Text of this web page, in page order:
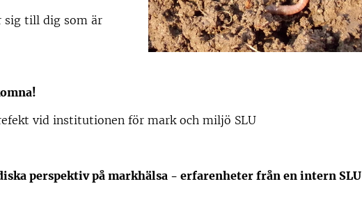
sig till dig som är
vid institutionen för mark och miljö SLU
perspektiv på markhälsa - erfarenheter från en intern SLU